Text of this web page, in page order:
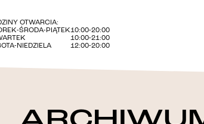
OTWARCIA:
ŚRODA-PIĄTEK10:00-20:00
10:00-21:00
NIEDZIELA
12:00-20:00